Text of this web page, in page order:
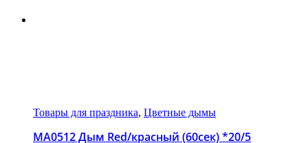
Товары для праздника, Цветные дымы
МА0512 Дым Red/красный (60сек) *20/5